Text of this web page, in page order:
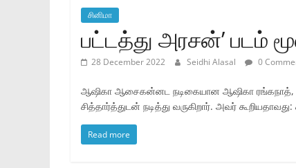
சினிமா
பட்டத்து அரசன்’ படம்
28 December 2022 Seidhi Alasal 0
ஆஷிகா ஆசைகன்னட நடிகையான ஆஷிகா ரங்கநாத்,
சித்தார்த்துடன் நடித்து வருகிறார். அவர்
Read more